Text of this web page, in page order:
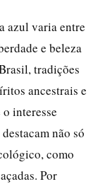
azul varia entre
e beleza
tradições
ancestrais e
interesse
não só
como
Por